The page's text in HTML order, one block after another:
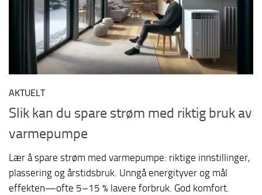
AKTUELT
Slik kan du spare strøm med riktig bruk av
varmepumpe
Lær å spare strøm med varmepumpe: riktige innstillinger,
plassering og årstidsbruk. Unngå energityver og mål
effekten—ofte 5–15 % lavere forbruk. God komfort.